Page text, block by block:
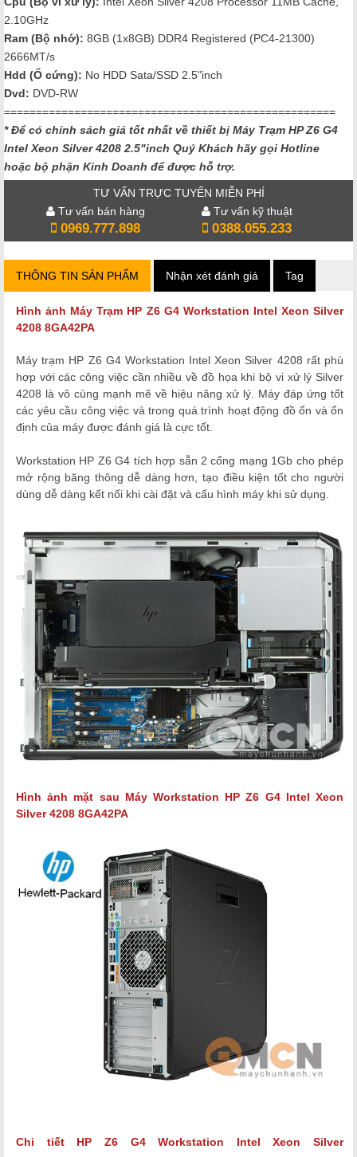
2.10GHz
Ram (Bộ nhớ): 8GB (1x8GB) DDR4 Registered (PC4-21300)
2666MT/s
Hdd (Ổ cứng): No HDD Sata/SSD 2.5"inch
Dvd: DVD-RW
====================================================
* Để có chính sách giá tốt nhất về thiết bị Máy Trạm HP Z6 G4
Intel Xeon Silver 4208 2.5"inch Quý Khách hãy gọi Hotline
hoặc bộ phận Kinh Doanh để được hỗ trợ.
TƯ VẤN TRỰC TUYẾN MIỄN PHÍ
Tư vấn bán hàng
0969.777.898
Tư vấn kỹ thuật
0388.055.233
THÔNG TIN SẢN PHẨM Nhận xét đánh giá Tag
Hình ảnh Máy Trạm HP Z6 G4 Workstation Intel Xeon Silver
4208 8GA42PA
Máy trạm HP Z6 G4 Workstation Intel Xeon Silver 4208 rất phù
hợp với các công việc cần nhiều về đồ họa khi bộ vi xử lý Silver
4208 là vô cùng mạnh mẽ về hiệu năng xử lý. Máy đáp ứng tốt
các yêu cầu công việc và trong quá trình hoạt động đồ ổn và ổn
định của máy được đánh giá là cực tốt.
Workstation HP Z6 G4 tích hợp sẵn 2 cổng mạng 1Gb cho phép
mở rộng băng thông dễ dàng hơn, tạo điều kiện tốt cho người
dùng dễ dàng kết nối khi cài đặt và cấu hình máy khi sử dụng.
Hình ảnh mặt sau Máy Workstation HP Z6 G4 Intel Xeon
Silver 4208 8GA42PA
Chi tiết HP Z6 G4 Workstation Intel Xeon Silver